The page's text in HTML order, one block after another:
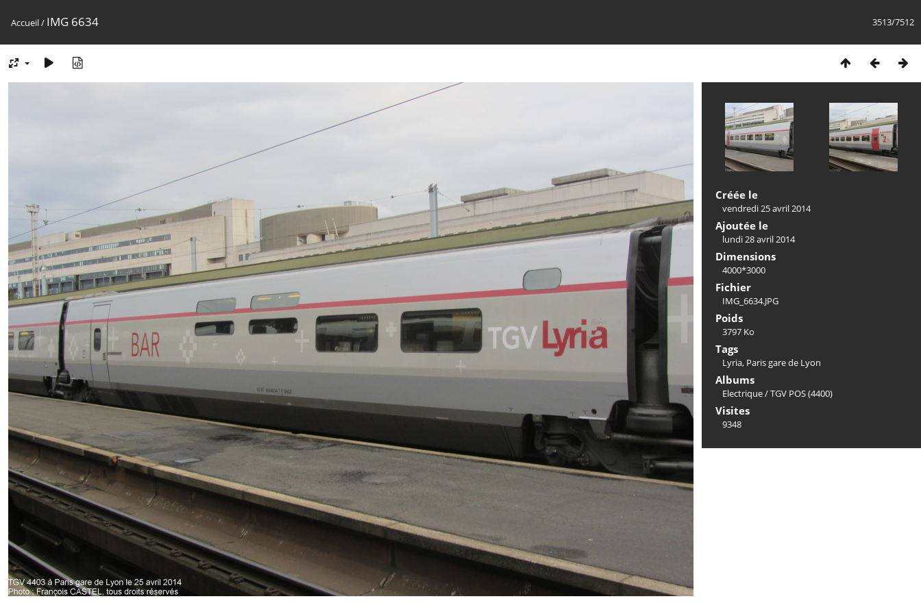
3513/7512
Accueil/ IMG 6634
Créée le
vendredi 25 avril 2014
Ajoutée le
lundi 28 avril 2014
Dimensions
4000*3000
Fichier
IMG_6634.JPG
Poids
3797 Ko
Tags
Lyria, Paris gare de Lyon
Albums
Electrique/TGV POS (4400)
Visites
9348